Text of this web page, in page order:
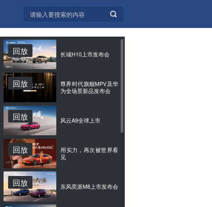
回放 长城H10上市发布会
回放
尊界时代旗舰MPV及华
为全场景新品发布会
回放 风云A9全球上市
回放
用实力，再次被世界看
见
回放 东风奕派M8上市发布会